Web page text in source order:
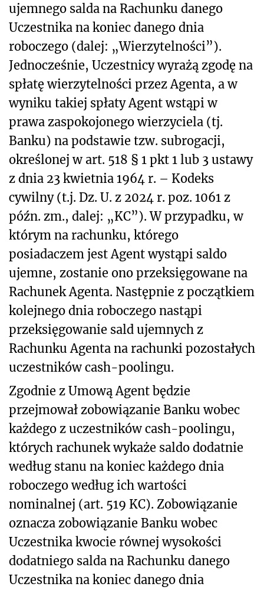
ujemnego salda na Rachunku danego
Uczestnika na koniec danego dnia
roboczego (dalej: „Wierzytelności”).
Jednocześnie, Uczestnicy wyrażą zgodę na
spłatę wierzytelności przez Agenta, a w
wyniku takiej spłaty Agent wstąpi w
prawa zaspokojonego wierzyciela (tj.
Banku) na podstawie tzw. subrogacji,
określonej w art. 518 § 1 pkt 1 lub 3 ustawy
z dnia 23 kwietnia 1964 r. – Kodeks
cywilny (t.j. Dz. U. z 2024 r. poz. 1061 z
późn. zm., dalej: „KC”). W przypadku, w
którym na rachunku, którego
posiadaczem jest Agent wystąpi saldo
ujemne, zostanie ono przeksięgowane na
Rachunek Agenta. Następnie z początkiem
kolejnego dnia roboczego nastąpi
przeksięgowanie sald ujemnych z
Rachunku Agenta na rachunki pozostałych
uczestników cash-poolingu.
Zgodnie z Umową Agent będzie
przejmował zobowiązanie Banku wobec
każdego z uczestników cash-poolingu,
których rachunek wykaże saldo dodatnie
według stanu na koniec każdego dnia
roboczego według ich wartości
nominalnej (art. 519 KC). Zobowiązanie
oznacza zobowiązanie Banku wobec
Uczestnika kwocie równej wysokości
dodatniego salda na Rachunku danego
Uczestnika na koniec danego dnia